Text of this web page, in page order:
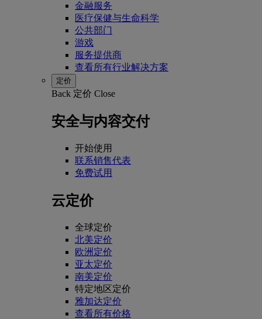
金融服务
医疗保健与生命科学
公共部门
游戏
服务提供商
查看所有行业解决方案
定价
Back 定价 Close
安全与内容交付
开始使用
联系销售代表
免费试用
云定价
全球定价
北美定价
欧洲定价
亚太定价
南美定价
特定地区定价
雅加达定价
查看所有价格